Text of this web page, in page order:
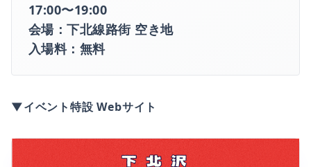
17:00〜19:00
会場：下北線路街 空き地
入場料：無料
▼イベント特設 Webサイト